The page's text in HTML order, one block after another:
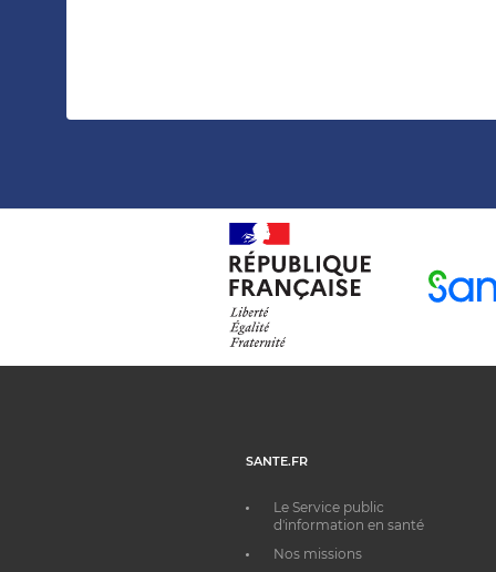
SANTE.FR
Le Service public
d'information en santé
Nos missions